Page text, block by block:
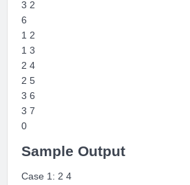
3 2
6
1 2
1 3
2 4
2 5
3 6
3 7
0
Sample Output
Case 1: 2 4